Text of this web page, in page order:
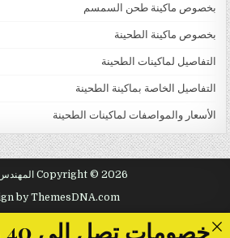
بخصوص ماكينة طحن السمسم
بخصوص ماكينة الطحينة
التفاصيل لماكينات الطحينة
التفاصيل الخاصة بماكينة الطحينة
الأسعار والمواصفات لماكينات الطحينة
Copyright © 2026 المهندس منسي
by ThemesDNA.com